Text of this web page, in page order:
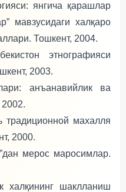
янгича қарашлар
мавзусидаги халқаро
Тошкент, 2004.
этнографияси
2003.
анъанавийлик ва
махалля
2000.
мерос маросимлар.
халқининг шаклланиш